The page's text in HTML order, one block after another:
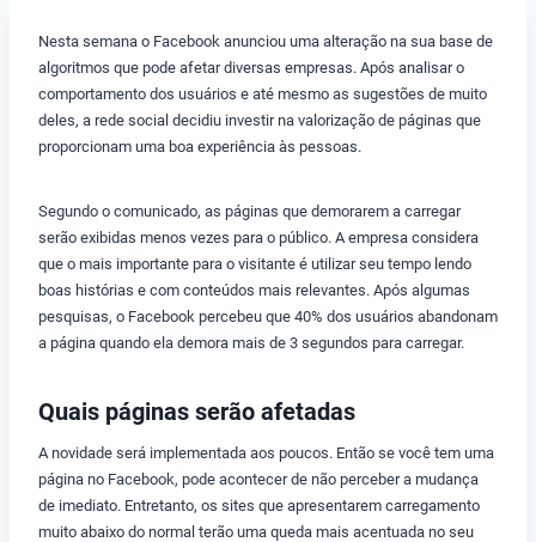
Nesta semana o Facebook anunciou uma alteração na sua base de
algoritmos que pode afetar diversas empresas. Após analisar o
comportamento dos usuários e até mesmo as sugestões de muito
deles, a rede social decidiu investir na valorização de páginas que
proporcionam uma boa experiência às pessoas.
Segundo o comunicado, as páginas que demorarem a carregar
serão exibidas menos vezes para o público. A empresa considera
que o mais importante para o visitante é utilizar seu tempo lendo
boas histórias e com conteúdos mais relevantes. Após algumas
pesquisas, o Facebook percebeu que 40% dos usuários abandonam
a página quando ela demora mais de 3 segundos para carregar.
Quais páginas serão afetadas
A novidade será implementada aos poucos. Então se você tem uma
página no Facebook, pode acontecer de não perceber a mudança
de imediato. Entretanto, os sites que apresentarem carregamento
muito abaixo do normal terão uma queda mais acentuada no seu